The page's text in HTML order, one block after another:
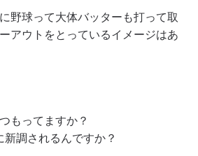
野球って大体バッターも打って取
アウトをとっているイメージはあ
もってますか？
調されるんですか？